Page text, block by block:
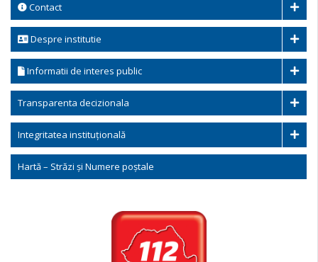
Contact
Despre institutie
Informatii de interes public
Transparenta decizionala
Integritatea instituțională
Hartă – Străzi și Numere poștale